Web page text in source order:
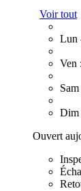
Voir tout
Lun
Ven
Dim
Ouvert